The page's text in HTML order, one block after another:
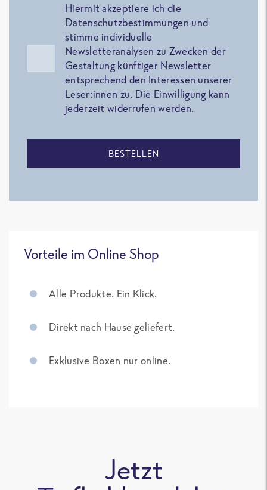
Hiermit akzeptiere ich die
Datenschutzbestimmungen und
stimme individuelle
Newsletteranalysen zu Zwecken der
Gestaltung künftiger Newsletter
entsprechend den Interessen unserer
Leser:innen zu. Die Einwilligung kann
jederzeit widerrufen werden.
BESTELLEN
Vorteile im Online Shop
Alle Produkte. Ein Klick.
Direkt nach Hause geliefert.
Exklusive Boxen nur online.
Jetzt